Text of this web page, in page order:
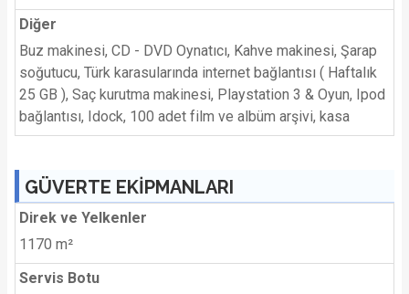
Diğer
Buz makinesi, CD - DVD Oynatıcı, Kahve makinesi, Şarap
soğutucu, Türk karasularında internet bağlantısı ( Haftalık
25 GB ), Saç kurutma makinesi, Playstation 3 & Oyun, Ipod
bağlantısı, Idock, 100 adet film ve albüm arşivi, kasa
GÜVERTE EKİPMANLARI
Direk ve Yelkenler
1170 m²
Servis Botu